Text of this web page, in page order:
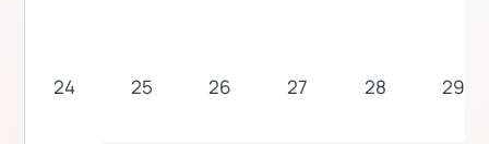
24 25 26 27 28 29